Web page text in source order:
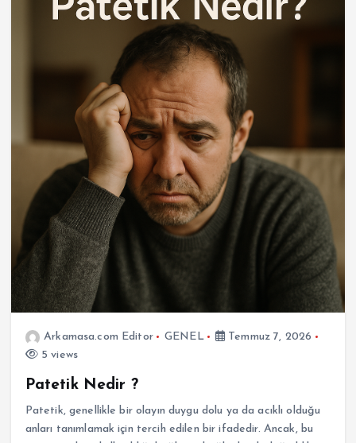
Arkamasa.com Editor GENEL
Temmuz 7, 2026
5 views
Patetik Nedir ?
Patetik, genellikle bir olayın duygu dolu ya da acıklı olduğu
anları tanımlamak için tercih edilen bir ifadedir. Ancak, bu